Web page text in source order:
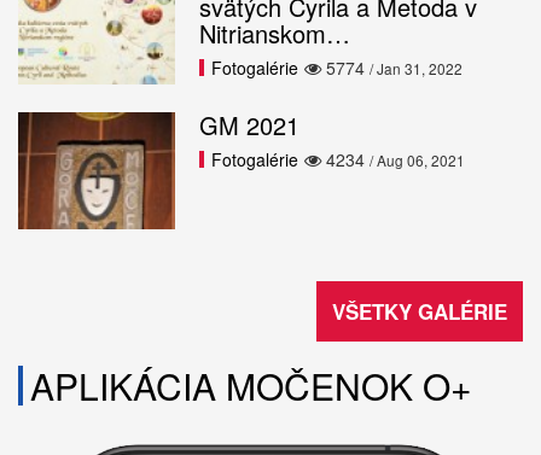
Nitrianskom…
5774
Fotogalérie / Jan 31, 2022
GM 2021
4234
Fotogalérie / Aug 06, 2021
VŠETKY GALÉRIE
APLIKÁCIA MOČENOK O+